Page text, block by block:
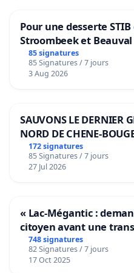
Pour une desserte
Stroombeek et Beauval
bediening van de
Voor
85 signatures
85 Signatures / 7 jours
3 Aug 2026
SAUVONS LE DERNIER
NORD DE CHENE-
172 signatures
85 Signatures / 7 jours
27 Jul 2026
« Lac-Mégantic :
citoyen avant une
de notre territoire »
748 signatures
82 Signatures / 7 jours
17 Oct 2025